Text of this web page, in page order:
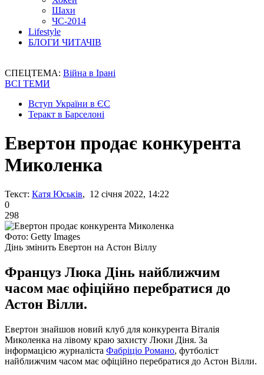
Шахи
ЧС-2014
Lifestyle
БЛОГИ ЧИТАЧІВ
СПЕЦТЕМА: Війна в Ірані
ВСІ ТЕМИ
Вступ України в ЄС
Теракт в Барселоні
Евертон продає конкурента
Миколенка
Текст: Катя Юськів, 12 січня 2022, 14:22
0
298
Фото: Getty Images
Дінь змінить Евертон на Астон Віллу
Француз Люка Дінь найближчим
часом має офіційно перебратися до
Астон Вілли.
Евертон знайшов новий клуб для конкурента Віталія
Миколенка на лівому краю захисту Люки Діня. За
інформацією журналіста Фабріціо Романо, футболіст
найближчим часом має офіційно перебратися до Астон Вілли.